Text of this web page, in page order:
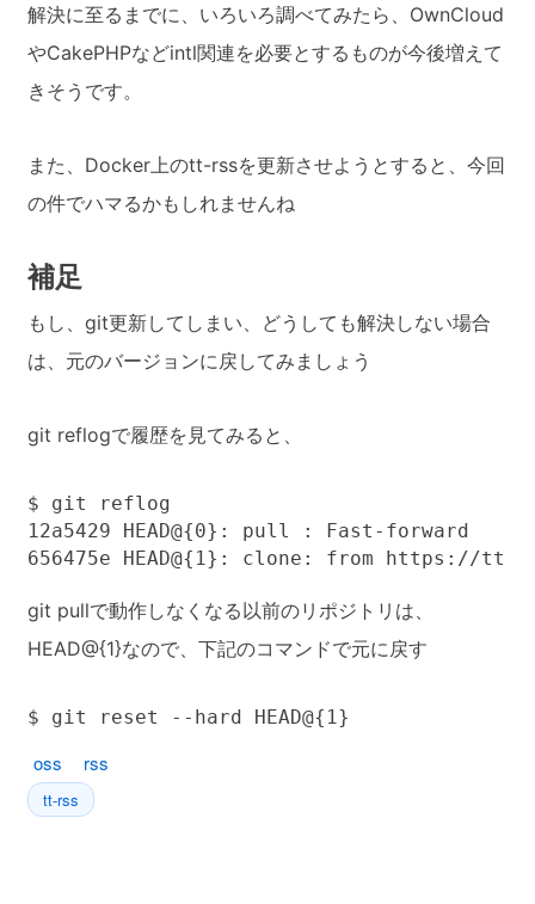
解決に至るまでに、いろいろ調べてみたら、OwnCloud
やCakePHPなどintl関連を必要とするものが今後増えて
きそうです。
また、Docker上のtt-rssを更新させようとすると、今回
の件でハマるかもしれませんね
補足
もし、git更新してしまい、どうしても解決しない場合
は、元のバージョンに戻してみましょう
git reflogで履歴を見てみると、
$ git reflog
12a5429 HEAD@{0}: pull : Fast-forward
656475e HEAD@{1}: clone: from
git pullで動作しなくなる以前のリポジトリは、
HEAD@{1}なので、下記のコマンドで元に戻す
$ git reset --hard HEAD@{1}
oss rss
tt-rss